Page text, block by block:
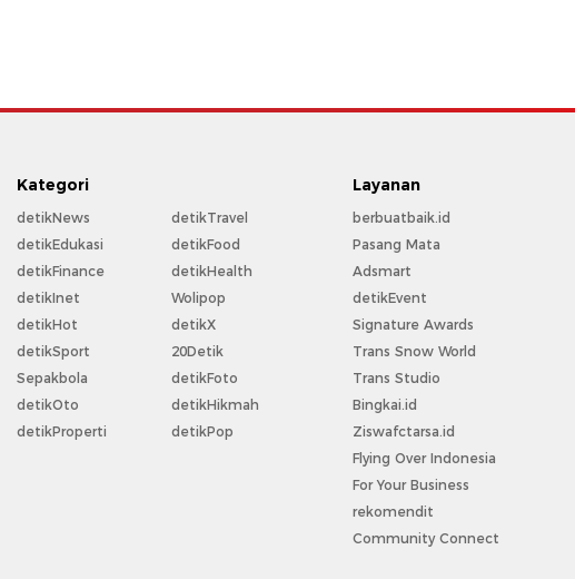
Kategori
detikNews
detikEdukasi
detikFinance
detikInet
detikHot
detikSport
Sepakbola
detikOto
detikProperti
detikTravel
detikFood
detikHealth
Wolipop
detikX
20Detik
detikFoto
detikHikmah
detikPop
Layanan
berbuatbaik.id
Pasang Mata
Adsmart
detikEvent
Signature Awards
Trans Snow World
Trans Studio
Bingkai.id
Ziswafctarsa.id
Flying Over Indonesia
For Your Business
rekomendit
Community Connect